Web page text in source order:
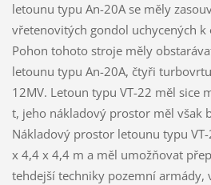
letounu typu An-20A se měly
vřetenovitých gondol uchycených
Pohon tohoto stroje měly
letounu typu An-20A, čtyři
12MV. Letoun typu VT-22 měl sice
t, jeho nákladový prostor měl však
Nákladový prostor letounu typu
x 4,4 x 4,4 m a měl umožňovat
tehdejší techniky pozemní armády,